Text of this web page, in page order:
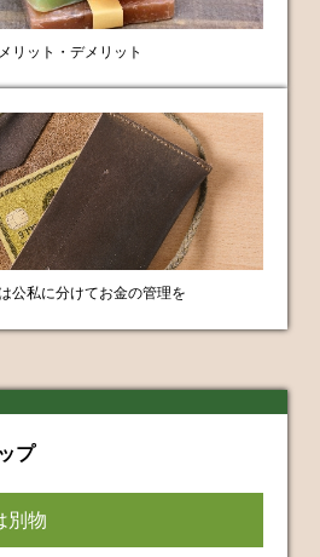
リット・デメリット
公私に分けてお金の管理を
プ
別物